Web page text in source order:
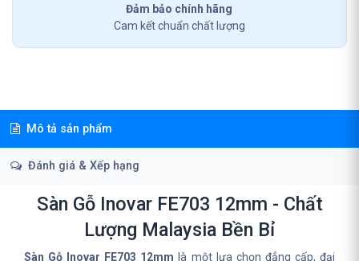
Đảm bảo chính hãng
Cam kết chuẩn chất lượng
Mô tả sản phẩm
Đánh giá & Xếp hạng
Sàn Gỗ Inovar FE703 12mm - Chất
Lượng Malaysia Bền Bỉ
Sàn Gỗ Inovar FE703 12mm là một lựa chọn đẳng cấp, đại